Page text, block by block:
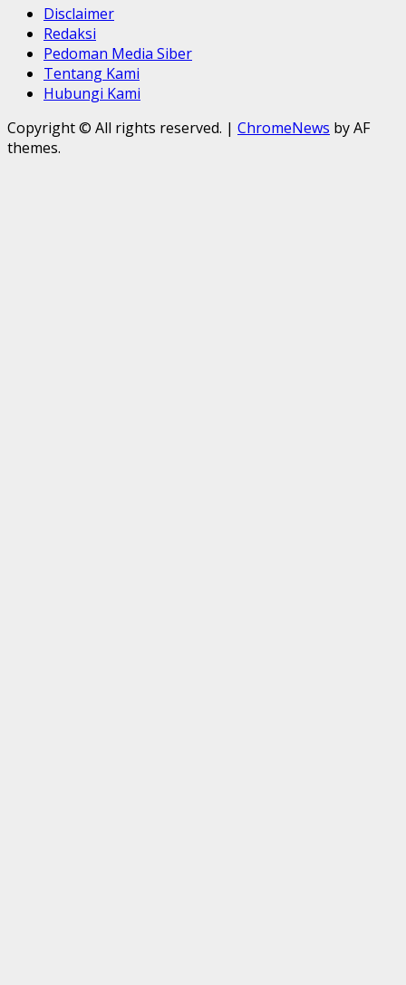
Disclaimer
Redaksi
Pedoman Media Siber
Tentang Kami
Hubungi Kami
Copyright © All rights reserved. | ChromeNews by AF
themes.